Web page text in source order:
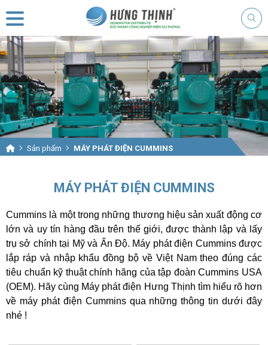
Sản phẩm MÁY PHÁT ĐIỆN CUMMINS
MÁY PHÁT ĐIỆN CUMMINS
Cummins là một trong những thương hiệu sản xuất động cơ
lớn và uy tín hàng đầu trên thế giới, được thành lập và lấy
trụ sở chính tại Mỹ và Ấn Độ. Máy phát điện Cummins được
lắp ráp và nhập khẩu đồng bộ về Việt Nam theo đúng các
tiêu chuẩn kỹ thuật chính hãng của tập đoàn Cummins USA
(OEM). Hãy cùng Máy phát điện Hưng Thịnh tìm hiểu rõ hơn
về máy phát điện Cummins qua những thông tin dưới đây
nhé !